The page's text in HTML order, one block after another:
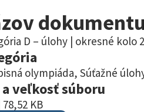
dokumentu
D – úlohy | okresné kolo
olympiáda, Súťažné
veľkosť súboru
KB